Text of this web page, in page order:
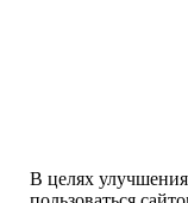
В целях